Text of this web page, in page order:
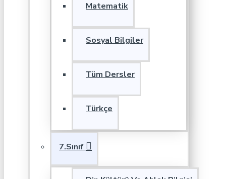
Matematik
Sosyal Bilgiler
Tüm Dersler
Türkçe
7.Sınıf